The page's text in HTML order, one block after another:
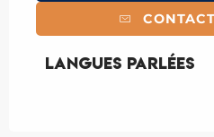
Langues parlées
Langues parlées